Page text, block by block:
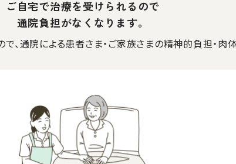
ご自宅で治療を受けられるので
通院負担がなくなります。
通院による患者さま・ご家族さまの精神的負担・肉